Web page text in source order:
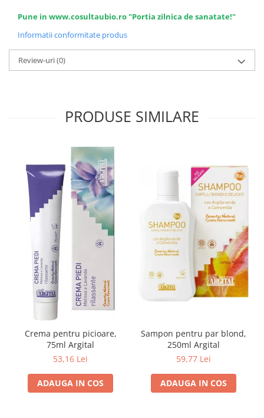
Pune in www.cosultaubio.ro "Portia zilnica de sanatate!"
Informatii conformitate produs
Review-uri(0)
PRODUSE SIMILARE
Crema pentru picioare,
75ml Argital
53,16 Lei
ADAUGA IN COS
Sampon pentru par blond,
250ml Argital
59,77 Lei
ADAUGA IN COS